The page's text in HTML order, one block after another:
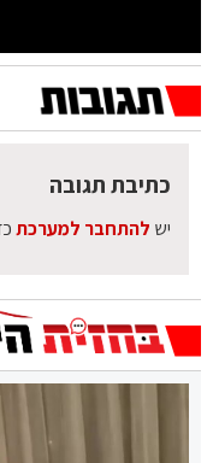
כתיבת תגובה
יש להתחבר למערכת